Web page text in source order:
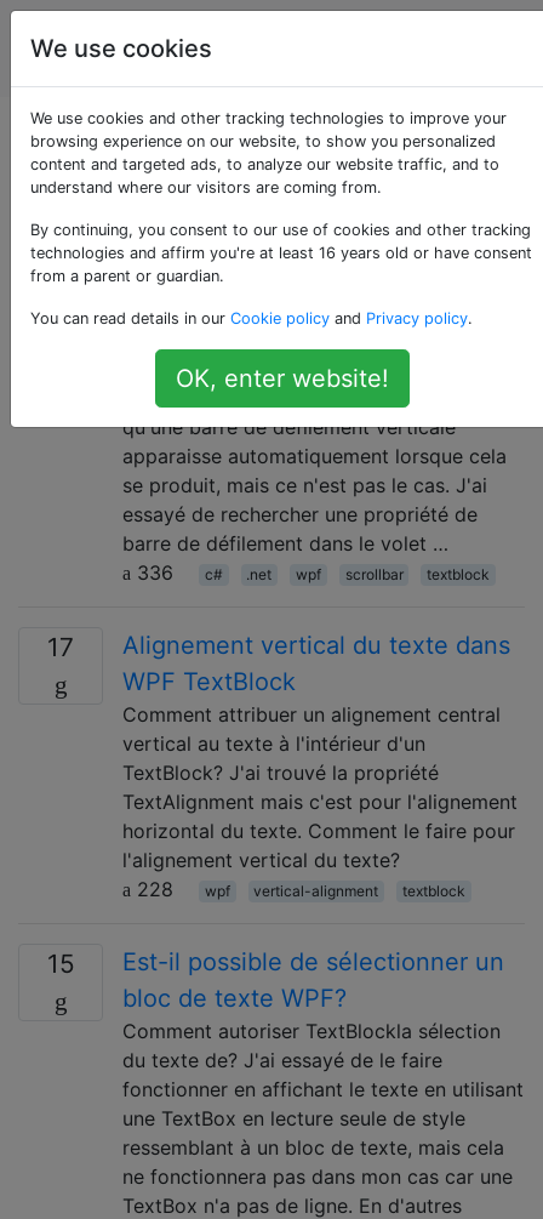
La
programmation
Questions marquées
«textblock»
10
Barre de défilement verticale
automatique dans WPF TextBlock?
nombreuses lignes, dépassant de loin sa
hauteur verticale. Je m'attendais à ce
qu'une barre de défilement verticale
apparaisse automatiquement lorsque cela
se produit, mais ce n'est pas le cas. J'ai
essayé de rechercher une propriété de
barre de défilement dans le volet …
336
c# .net wpf scrollbar textblock
17
Alignement vertical du texte dans
WPF TextBlock
Comment attribuer un alignement central
vertical au texte à l'intérieur d'un
TextBlock? J'ai trouvé la propriété
TextAlignment mais c'est pour l'alignement
horizontal du texte. Comment le faire pour
l'alignement vertical du texte?
228
wpf vertical-alignment textblock
15
Est-il possible de sélectionner un
bloc de texte WPF?
Comment autoriser TextBlockla sélection
du texte de? J'ai essayé de le faire
fonctionner en affichant le texte en utilisant
une TextBox en lecture seule de style
ressemblant à un bloc de texte, mais cela
ne fonctionnera pas dans mon cas car une
TextBox n'a pas de ligne. En d'autres
We use cookies
We use cookies and other tracking technologies to improve your
browsing experience on our website, to show you personalized
content and targeted ads, to analyze our website traffic, and to
understand where our visitors are coming from.
By continuing, you consent to our use of cookies and other tracking
technologies and affirm you're at least 16 years old or have consent
from a parent or guardian.
You can read details in our Cookie policy and Privacy policy.
OK, enter website!